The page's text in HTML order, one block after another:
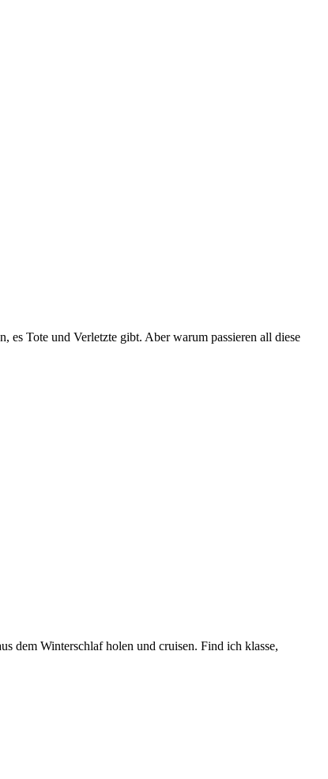
Tote und Verletzte gibt. Aber warum passieren all diese
dem Winterschlaf holen und cruisen. Find ich klasse,